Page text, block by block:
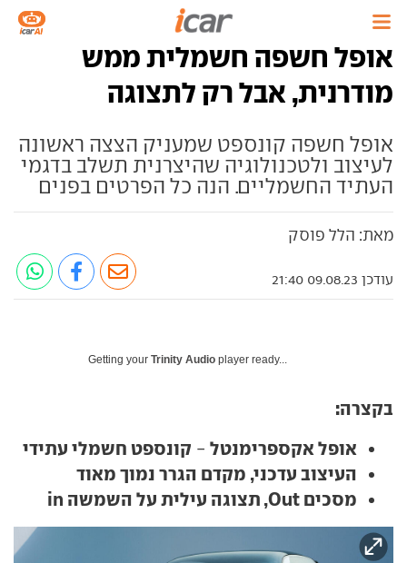
אופל חשפה חשמלית ממש
מודרנית, אבל רק לתצוגה
אופל חשפה קונספט שמעניק הצצה ראשונה
לעיצוב ולטכנולוגיה שהיצרנית תשלב בדגמי
העתיד החשמליים. הנה כל הפרטים בפנים
מאת: הלל פוסק
עודכן 09.08.23 21:40
Getting your Trinity Audio player ready...
בקצרה:
אופל אקספרימנטל - קונספט חשמלי עתידי
העיצוב עדכני, מקדם הגרר נמוך מאוד
מסכים Out, תצוגה עילית על השמשה in